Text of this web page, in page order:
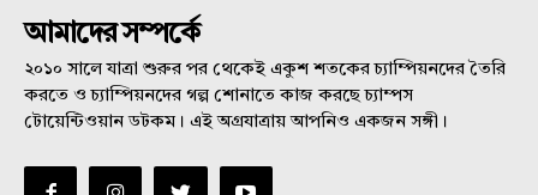
আমাদের সম্পর্কে
২০১০ সালে যাত্রা শুরুর পর থেকেই একুশ শতকের চ্যাম্পিয়নদের তৈরি
করতে ও চ্যাম্পিয়নদের গল্প শোনাতে কাজ করছে চ্যাম্পস
টোয়েন্টিওয়ান ডটকম। এই অগ্রযাত্রায় আপনিও একজন সঙ্গী।